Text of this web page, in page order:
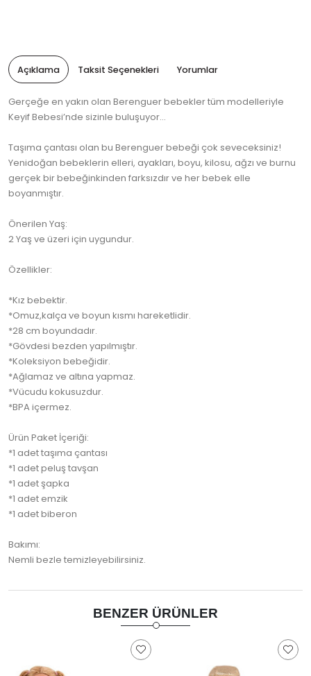
Açıklama Taksit Seçenekleri Yorumlar
Gerçeğe en yakın olan Berenguer bebekler tüm modelleriyle
Keyif Bebesi’nde sizinle buluşuyor...
Taşıma çantası olan bu Berenguer bebeği çok seveceksiniz!
Yenidoğan bebeklerin elleri, ayakları, boyu, kilosu, ağzı ve burnu
gerçek bir bebeğinkinden farksızdır ve her bebek elle
boyanmıştır.
Önerilen Yaş:
2 Yaş ve üzeri için uygundur.
Özellikler:
*Kız bebektir.
*Omuz,kalça ve boyun kısmı hareketlidir.
*28 cm boyundadır.
*Gövdesi bezden yapılmıştır.
*Koleksiyon bebeğidir.
*Ağlamaz ve altına yapmaz.
*Vücudu kokusuzdur.
*BPA içermez.
Ürün Paket İçeriği:
*1 adet taşıma çantası
*1 adet peluş tavşan
*1 adet şapka
*1 adet emzik
*1 adet biberon
Bakımı:
Nemli bezle temizleyebilirsiniz.
BENZER ÜRÜNLER